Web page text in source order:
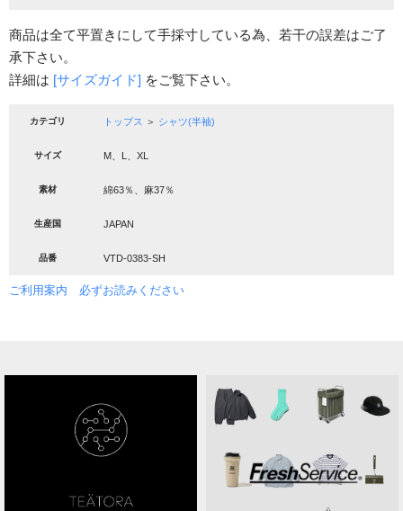
商品は全て平置きにして手採寸している為、若干の誤差はご了
承下さい。
詳細は [サイズガイド] をご覧下さい。
カテゴリ トップス ＞ シャツ(半袖)
サイズ M、L、XL
素材 綿63％、麻37％
生産国 JAPAN
品番 VTD-0383-SH
ご利用案内 必ずお読みください